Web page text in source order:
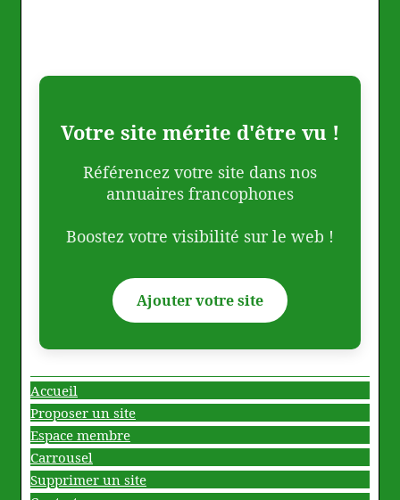
Votre site mérite d'être vu !
Référencez votre site dans nos
annuaires francophones
Boostez votre visibilité sur le web !
Ajouter votre site
Accueil
Proposer un site
Espace membre
Carrousel
Supprimer un site